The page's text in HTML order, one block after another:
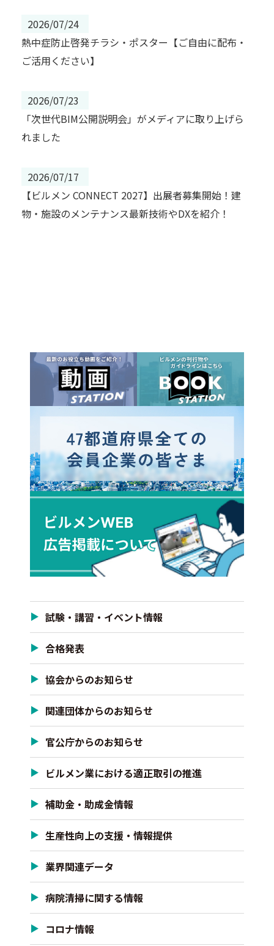
2026/07/24
熱中症防止啓発チラシ・ポスター【ご自由に配布・
ご活用ください】
2026/07/23
「次世代BIM公開説明会」がメディアに取り上げら
れました
2026/07/17
【ビルメン CONNECT 2027】出展者募集開始！建
物・施設のメンテナンス最新技術やDXを紹介！
試験・講習・イベント情報
合格発表
協会からのお知らせ
関連団体からのお知らせ
官公庁からのお知らせ
ビルメン業における適正取引の推進
補助金・助成金情報
生産性向上の支援・情報提供
業界関連データ
病院清掃に関する情報
コロナ情報